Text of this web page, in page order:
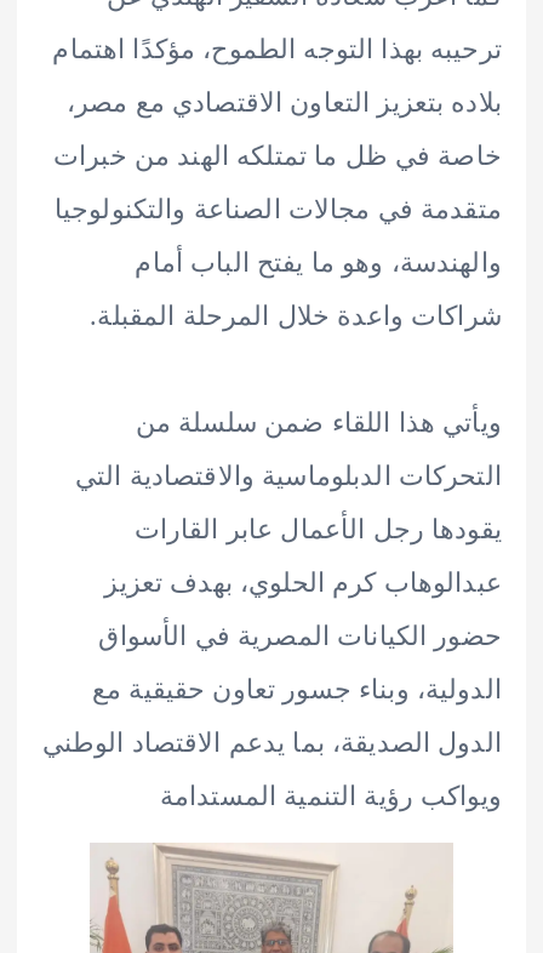
بهذا التوجه الطموح، مؤكدًا اهتمام
بتعزيز التعاون الاقتصادي مع مصر،
في ظل ما تمتلكه الهند من خبرات
في مجالات الصناعة والتكنولوجيا
وهو ما يفتح الباب أمام
واعدة خلال المرحلة المقبلة.
هذا اللقاء ضمن سلسلة من
الدبلوماسية والاقتصادية التي
رجل الأعمال عابر القارات
كرم الحلوي، بهدف تعزيز
الكيانات المصرية في الأسواق
وبناء جسور تعاون حقيقية مع
الصديقة، بما يدعم الاقتصاد الوطني
رؤية التنمية المستدامة